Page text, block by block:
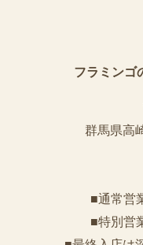
フラミンゴ
群馬県高
■通常営
■特別営